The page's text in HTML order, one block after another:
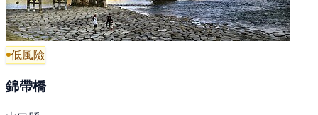
低風險
錦帶橋